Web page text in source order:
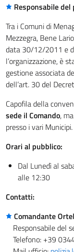
Responsabile del
Tra i Comuni di
Mezzegra, Bene
data 30/12/2011 e
l’organizzazione, è
gestione associata
dell’art. 30 del
Capofila della
sede il Comando,
presso i vari Municipi.
Orari al pubblico:
Dal Lunedì al
alle 12:30
Contatti:
Comandante
Responsabile del
Telefono: +39